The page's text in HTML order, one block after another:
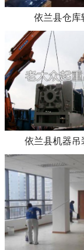
依兰县仓库
依兰县机器吊